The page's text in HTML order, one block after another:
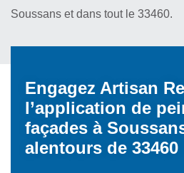
Soussans et dans tout le 33460.
Engagez Artisan
l’application de
façades à
alentours de 33460